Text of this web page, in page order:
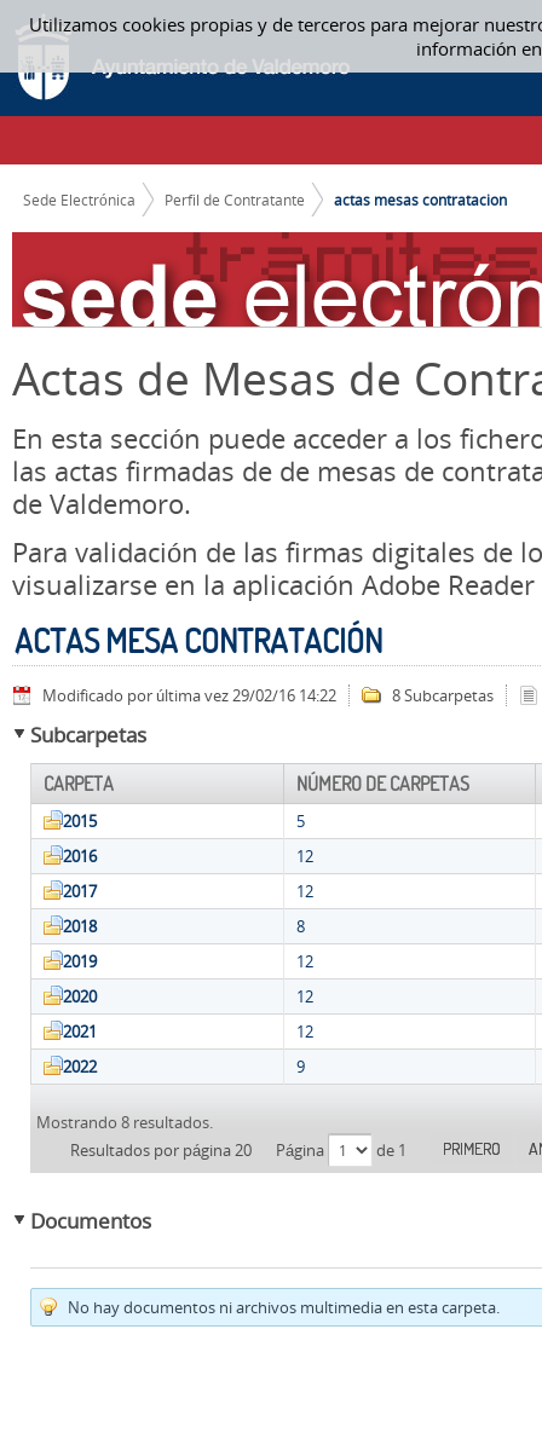
Utilizamos cookies propias y de terceros para mejorar
información
Saltar al contenido
ACTAS MESA CONTRATACIÓN - ACTAS MESAS CONTRATACION
CAMINO DE MIGAS
Sede Electrónica Perfil de Contratante actas mesas contratacion
Actas de Mesas de
En esta sección puede acceder a los
las actas firmadas de de mesas de
de Valdemoro.
Para validación de las firmas digitales de
visualizarse en la aplicación Adobe Reader
ACTAS MESA CONTRATACIÓN
Modificado por última vez 29/02/16 14:22 8 Subcarpetas
Subcarpetas
CARPETA NÚMERO DE CARPETAS
2015
5
2016
12
2017
12
2018
8
2019
12
2020
12
2021
12
2022
9
Mostrando 8 resultados.
Resultados por página 20
Página de 1 PRIMERO
Documentos
No hay documentos ni archivos multimedia en esta carpeta.